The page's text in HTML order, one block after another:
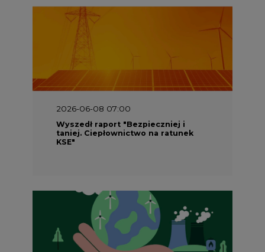
2026-06-08 07:00
Wyszedł raport "Bezpieczniej i
taniej. Ciepłownictwo na ratunek
KSE"